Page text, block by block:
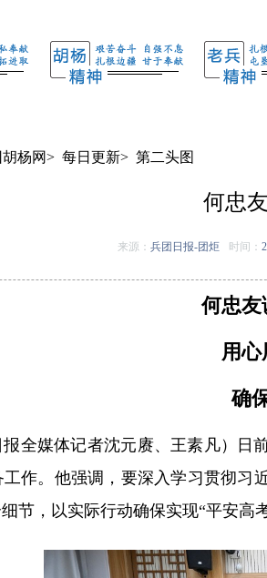
杨网> 每日更新> 第二头图
何忠
来源： 兵团日报-团炬 时间：
何忠友
用心
确
全媒体记者沈元赓、王素凡）
日
作。他强调，要深入学习贯彻
节，以实际行动确保实现“平安高